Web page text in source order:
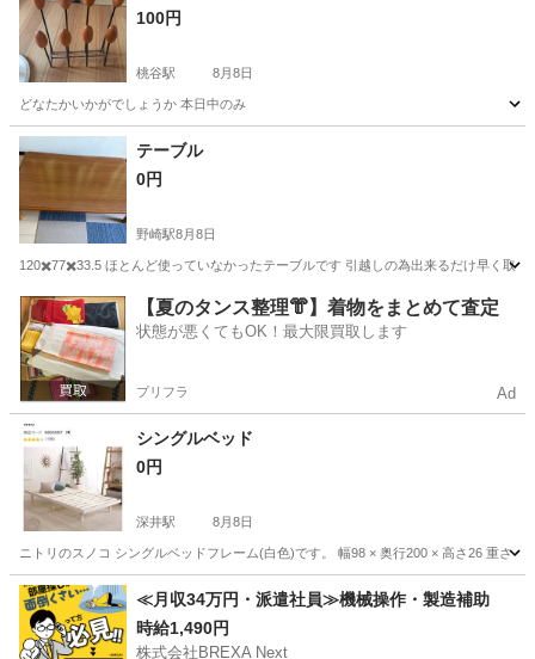
100円
桃谷駅 8月8日
どなたかいかがでしょうか 本日中のみ
大阪 大阪市 桃谷駅
テーブル
0円
野崎駅8月8日
120✖️77✖️33.5 ほとんど使っていなかったテーブルです 引越しの為出来るだけ早く取り
大阪 門真市 野崎駅 テーブル
【夏のタンス整理👘】着物をまとめて査定
状態が悪くてもOK！最大限買取します
プリフラ Ad
シングルベッド
0円
深井駅 8月8日
ニトリのスノコ シングルベッドフレーム(白色)です。 幅98 × 奥行200 × 高さ26 重さ
大阪 堺市 深井駅 ベッド
≪月収34万円・派遣社員≫機械操作・製造補助
時給1,490円
株式会社BREXA Next